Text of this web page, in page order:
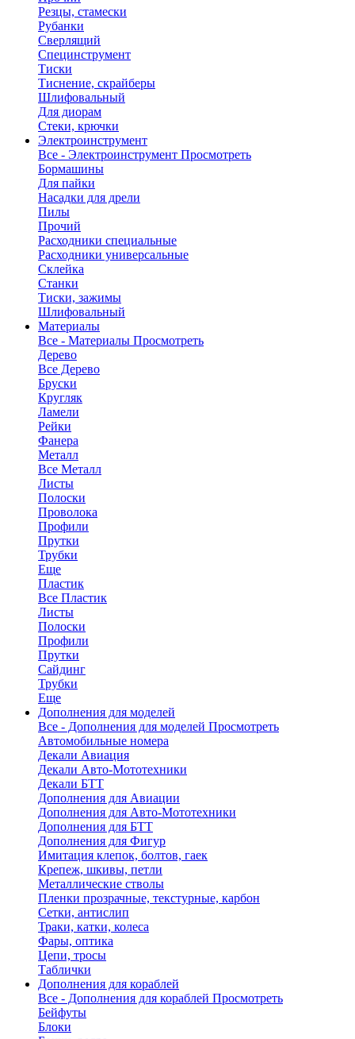
Резцы, стамески
Рубанки
Сверлящий
Специнструмент
Тиски
Тиснение, скрайберы
Шлифовальный
Для диорам
Стеки, крючки
Электроинструмент
Все - Электроинструмент Просмотреть
Бормашины
Для пайки
Насадки для дрели
Пилы
Прочий
Расходники специальные
Расходники универсальные
Склейка
Станки
Тиски, зажимы
Шлифовальный
Материалы
Все - Материалы Просмотреть
Дерево
Все Дерево
Бруски
Кругляк
Ламели
Рейки
Фанера
Металл
Все Металл
Листы
Полоски
Проволока
Профили
Прутки
Трубки
Еще
Пластик
Все Пластик
Листы
Полоски
Профили
Прутки
Сайдинг
Трубки
Еще
Дополнения для моделей
Все - Дополнения для моделей Просмотреть
Автомобильные номера
Декали Авиация
Декали Авто-Мототехники
Декали БТТ
Дополнения для Авиации
Дополнения для Авто-Мототехники
Дополнения для БТТ
Дополнения для Фигур
Имитация клепок, болтов, гаек
Крепеж, шкивы, петли
Металлические стволы
Пленки прозрачные, текстурные, карбон
Сетки, антислип
Траки, катки, колеса
Фары, оптика
Цепи, тросы
Таблички
Дополнения для кораблей
Все - Дополнения для кораблей Просмотреть
Бейфуты
Блоки